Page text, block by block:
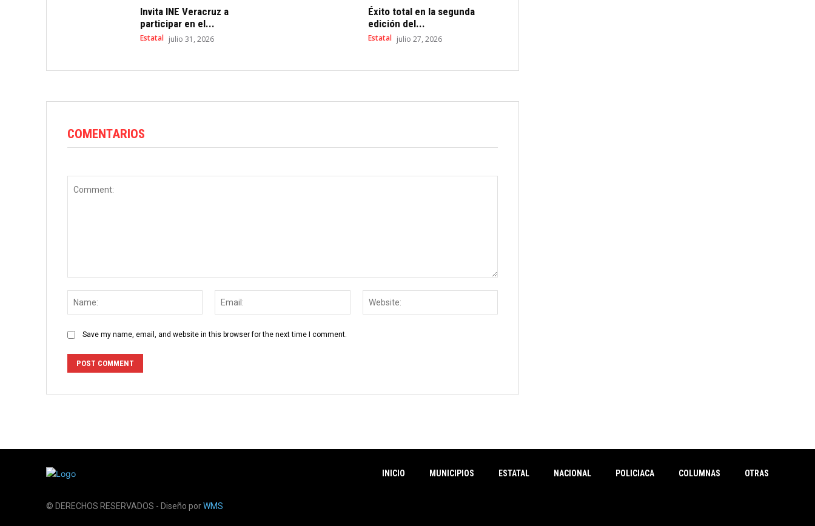
Invita INE Veracruz a
participar en el...
Estatal julio 31, 2026
Éxito total en la segunda
edición del...
Estatal julio 27, 2026
COMENTARIOS
Save my name, email, and website in this browser for the next time I comment.
INICIO MUNICIPIOS ESTATAL NACIONAL POLICIACA COLUMNAS OTRAS
© DERECHOS RESERVADOS - Diseño porWMS